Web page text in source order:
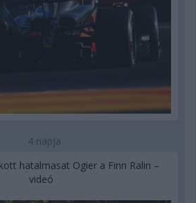
4 napja
hatalmasat Ogier a Finn Ralin –
videó